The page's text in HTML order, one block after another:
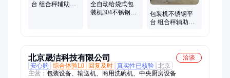
台 组合秤辅助设
全自动给袋式包
装机304不锈钢工
包装机不锈钢平
台 组合秤辅助设
北京晟洁科技有限公司
洽谈
安心购
综合体验L0 回复及时 真实性已核验 北京
主营： 包装设备、输送机、商用洗碗机、中央厨房设备